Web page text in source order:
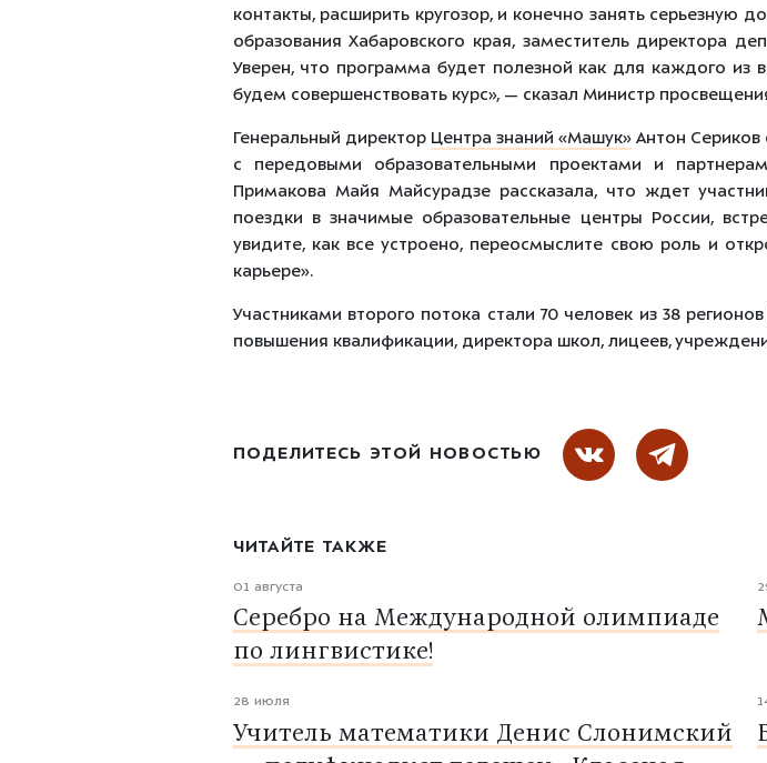
контакты, расширить кругозор, и конечно занять серьезную
образования Хабаровского края, заместитель директора
Уверен, что программа будет полезной как для каждого
будем совершенствовать курс», — сказал Министр
Генеральный директор Центра знаний «Машук» Антон Сериков
с передовыми образовательными проектами и
Примакова Майя Майсурадзе рассказала, что ждет
поездки в значимые образовательные центры России,
увидите, как все устроено, переосмыслите свою роль и
карьере».
Участниками второго потока стали 70 человек из 38
повышения квалификации, директора школ, лицеев,
ПОДЕЛИТЕСЬ ЭТОЙ НОВОСТЬЮ
ЧИТАЙТЕ ТАКЖЕ
01 августа
Серебро на Международной олимпиаде
по лингвистике!
28 июля
Учитель математики Денис Слонимский